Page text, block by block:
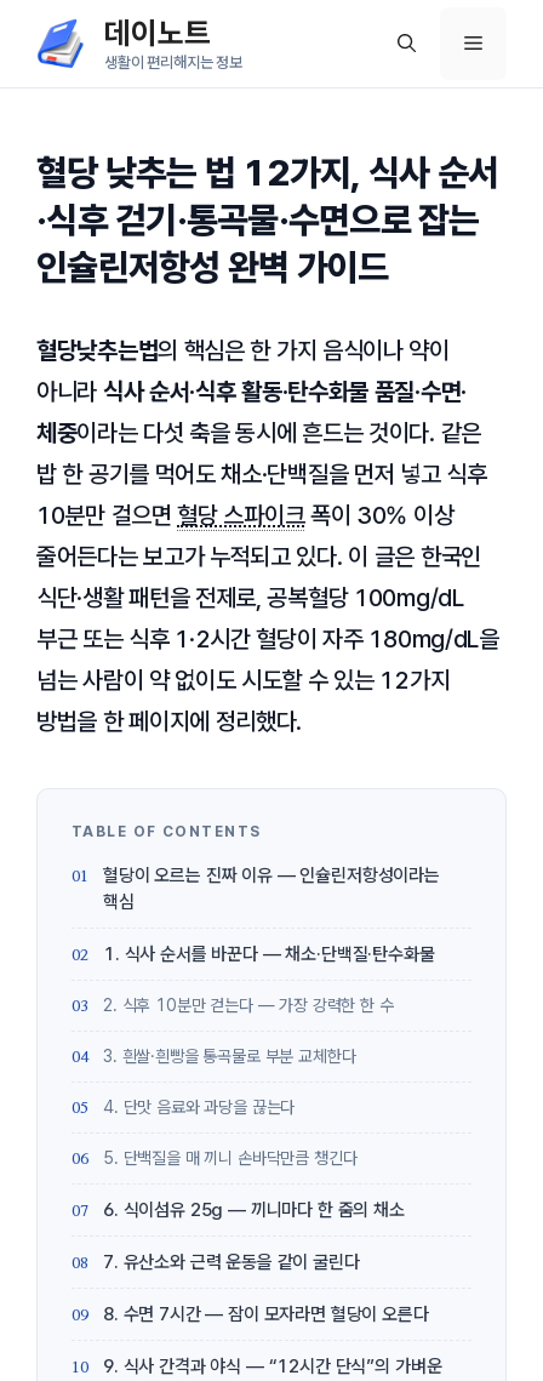
츠
데이노트
생활이 편리해지는 정보
메
혈당 낮추는 법 12가지, 식사 순서
·식후 걷기·통곡물·수면으로 잡는
인슐린저항성 완벽 가이드
혈당낮추는법의 핵심은 한 가지 음식이나 약이
아니라 식사 순서·식후 활동·탄수화물 품질·수면·
체중이라는 다섯 축을 동시에 흔드는 것이다. 같은
밥 한 공기를 먹어도 채소·단백질을 먼저 넣고 식후
10분만 걸으면혈당 스파이크폭이 30% 이상
줄어든다는 보고가 누적되고 있다. 이 글은 한국인
식단·생활 패턴을 전제로, 공복혈당 100mg/dL
부근 또는 식후 1·2시간 혈당이 자주 180mg/dL을
넘는 사람이 약 없이도 시도할 수 있는 12가지
방법을 한 페이지에 정리했다.
혈당이 오르는 진짜 이유 — 인슐린저항성이라는
핵심
1. 식사 순서를 바꾼다 — 채소·단백질·탄수화물
2. 식후 10분만 걷는다 — 가장 강력한 한 수
3. 흰쌀·흰빵을 통곡물로 부분 교체한다
4. 단맛 음료와 과당을 끊는다
5. 단백질을 매 끼니 손바닥만큼 챙긴다
6. 식이섬유 25g — 끼니마다 한 줌의 채소
7. 유산소와 근력 운동을 같이 굴린다
8. 수면 7시간 — 잠이 모자라면 혈당이 오른다
9. 식사 간격과 야식 — “12시간 단식”의 가벼운